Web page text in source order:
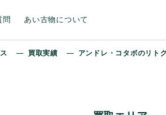
問 あい古物について
買取実績 アンドレ・コタボのリト